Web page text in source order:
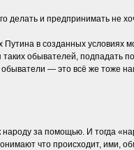
делать и предпринимать не
Путина в созданных
обывателей, подпадать
— это всё же тоже
народу за помощью. И тогда
что происходит, ими,